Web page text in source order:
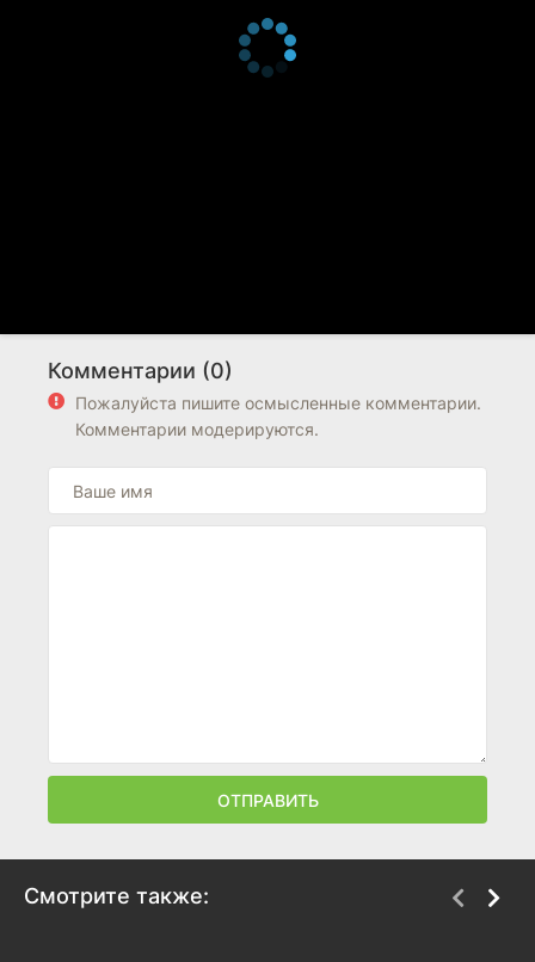
Комментарии (0)
Пожалуйста пишите осмысленные комментарии.
Комментарии модерируются.
ОТПРАВИТЬ
Смотрите также: